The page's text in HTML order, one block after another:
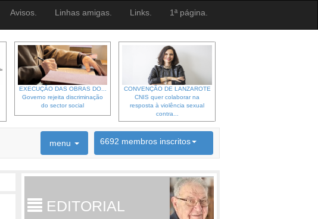
Avisos. Linhas amigas. Links. 1ª página.
EXECUÇÃO DAS OBRAS DO...
Governo rejeita discriminação
do sector social
CONVENÇÃO DE LANZAROTE
CNIS quer colaborar na
resposta à violência sexual
contra...
menu 6692 membros inscritos
EDITORIAL